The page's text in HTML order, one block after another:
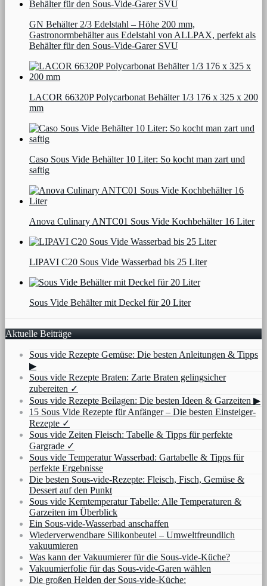
GN Behälter 2/3 Edelstahl – Höhe 200 mm,
Gastronormbehälter aus Edelstahl von ALLPAX, perfekt als
Behälter für den Sous-Vide-Garer SVU
LACOR 66320P Polycarbonat Behälter 1/3 176 x 325 x 200
mm
Caso Sous Vide Behälter 10 Liter: So kocht man zart und
saftig
Anova Culinary ANTC01 Sous Vide Kochbehälter 16 Liter
LIPAVI C20 Sous Vide Wasserbad bis 25 Liter
Sous Vide Behälter mit Deckel für 20 Liter
Aktuelle Beiträge
Sous vide Rezepte Gemüse: Die besten Anleitungen & Tipps
▶
Sous vide Rezepte Braten: Zarte Braten gelingsicher
zubereiten ✓
Sous vide Rezepte Beilagen: Die besten Ideen & Garzeiten ▶
15 Sous Vide Rezepte für Anfänger – Die besten Einsteiger-
Rezepte ✓
Sous vide Zeiten Fleisch: Tabelle & Tipps für perfekte
Gargrade ✓
Sous vide Temperatur Wasserbad: Gartabelle & Tipps für
perfekte Ergebnisse
Die besten Sous-vide-Rezepte: Fleisch, Fisch, Gemüse &
Dessert auf den Punkt
Sous vide Kerntemperatur Tabelle: Alle Temperaturen &
Garzeiten im Überblick
Ein Sous-vide-Wasserbad anschaffen
Wiederverwendbare Silikonbeutel – Umweltfreundlich
vakuumieren
Was kann der Vakuumierer für die Sous-vide-Küche?
Vakuumierfolie für das Sous-vide-Garen wählen
Die großen Helden der Sous-vide-Küche: